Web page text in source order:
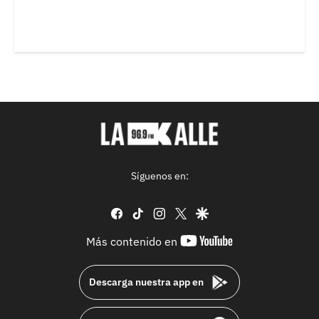
Síguenos en:
facebook
tiktok instagram
twittergoogle
Más contenido en
youtube-
Descarga nuestra app en